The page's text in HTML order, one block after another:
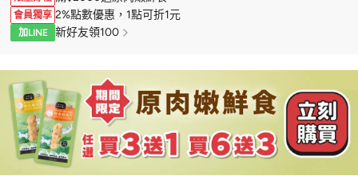
會員獨享 2%點數優惠，1點可折1元
加LINE 新好友領100